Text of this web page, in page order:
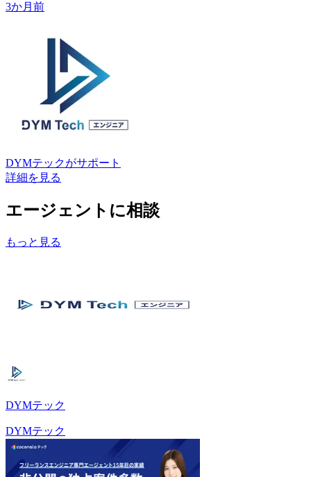
3か月前
DYMテックがサポート
詳細を見る
エージェントに相談
もっと見る
DYMテック
DYMテック